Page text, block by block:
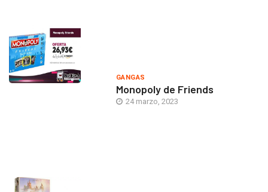
GANGAS
Monopoly de Friends
24 marzo, 2023